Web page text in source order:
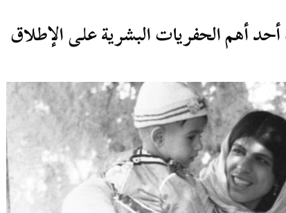
أهم الحفريات البشرية على الإطلاق